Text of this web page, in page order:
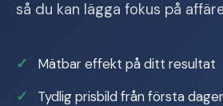
så du kan lägga fokus på
Mätbar effekt på ditt resultat
Tydlig prisbild från första